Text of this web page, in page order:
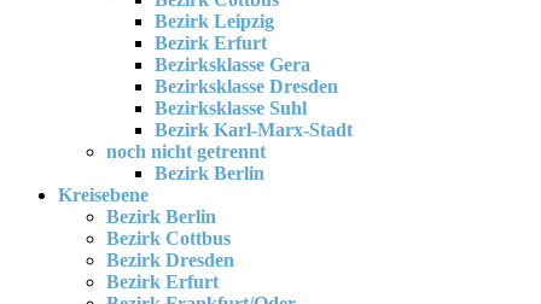
Bezirk Leipzig
Bezirk Erfurt
Bezirksklasse Gera
Bezirksklasse Dresden
Bezirksklasse Suhl
Bezirk Karl-Marx-Stadt
noch nicht getrennt
Bezirk Berlin
Kreisebene
Bezirk Berlin
Bezirk Cottbus
Bezirk Dresden
Bezirk Erfurt